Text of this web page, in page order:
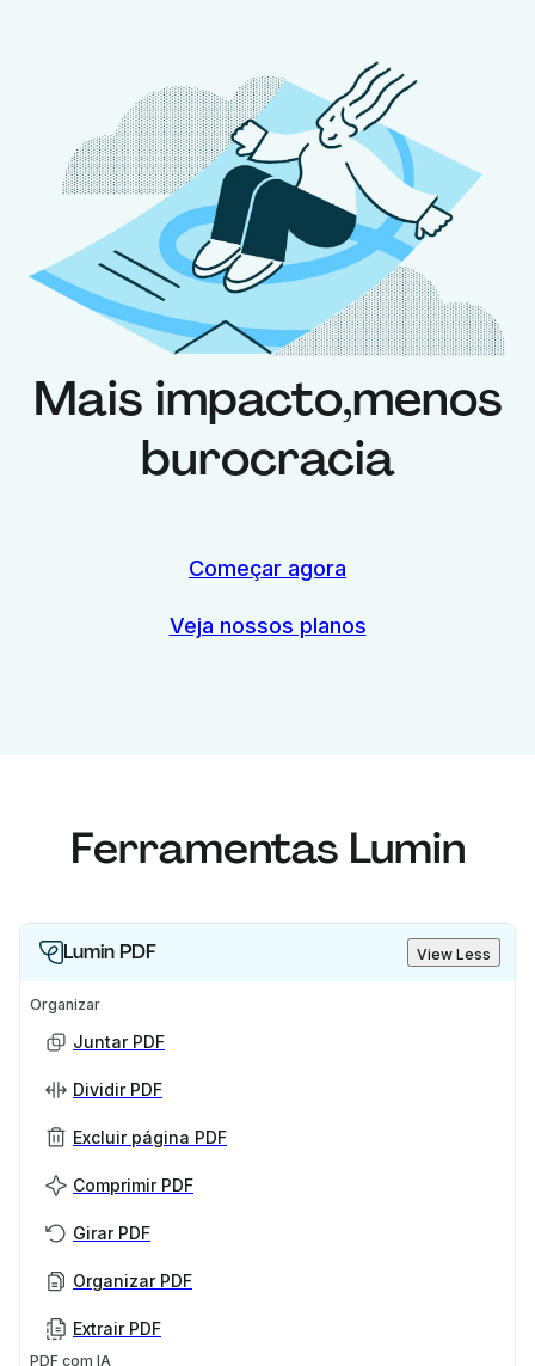
Mais impacto,menos
burocracia
Começar agora
Veja nossos planos
Ferramentas Lumin
Lumin PDF View Less
Organizar
Juntar PDF
Dividir PDF
Excluir página PDF
Comprimir PDF
Girar PDF
Organizar PDF
Extrair PDF
PDF com IA